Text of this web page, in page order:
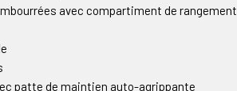
avec compartiment de rangement
patte de maintien auto-agrippante